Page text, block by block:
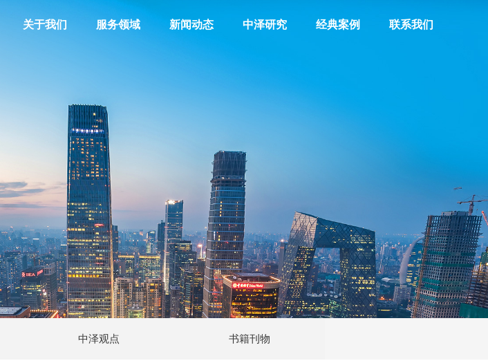
关于我们 服务领域 新闻动态 中泽研究 经典案例 联系我们
中泽观点 书籍刊物